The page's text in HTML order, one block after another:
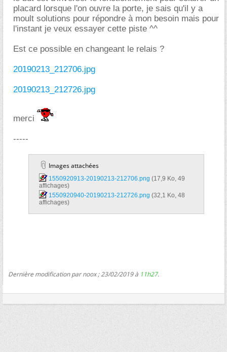
placard lorsque l'on ouvre la porte, je sais qu'il y a
moult solutions pour répondre à mon besoin mais pour
l'instant je veux essayer cette piste ^^
Est ce possible en changeant le relais ?
20190213_212706.jpg
20190213_212726.jpg
merci
-----
Images attachées
1550920913-20190213-212706.png‎
affichages)
1550920940-20190213-212726.png‎
affichages)
Dernière modification par noox ; 23/02/2019 à 11h27.